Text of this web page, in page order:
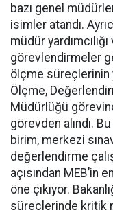
bazı genel
isimler atandı.
müdür
görevlendirmeler
ölçme
Ölçme,
Müdürlüğü
görevden alındı.
birim, merkezi
değerlendirme
açısından MEB’in
öne çıkıyor.
süreçlerinde kritik